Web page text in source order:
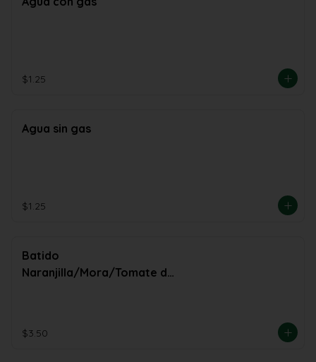
$1.25
Agua sin gas
$1.25
Batido
Naranjilla/Mora/Tomate de
$3.50